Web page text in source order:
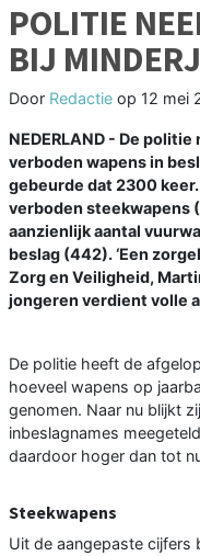
POLITIE
BIJ
Door Redactie op 12 mei
NEDERLAND - De
verboden wapens in
gebeurde dat 2300
verboden steekwapens
aanzienlijk aantal
beslag (442). ‘Een
Zorg en Veiligheid,
jongeren verdient volle
De politie heeft de
hoeveel wapens op
genomen. Naar nu blijkt
inbeslagnames
daardoor hoger dan tot
Steekwapens
Uit de aangepaste cijfers